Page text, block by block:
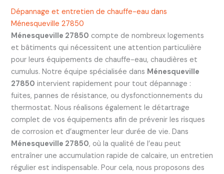
Dépannage et entretien de chauffe-eau dans
Ménesqueville 27850
Ménesqueville 27850 compte de nombreux logements
et bâtiments qui nécessitent une attention particulière
pour leurs équipements de chauffe-eau, chaudières et
cumulus. Notre équipe spécialisée dans Ménesqueville
27850 intervient rapidement pour tout dépannage :
fuites, pannes de résistance, ou dysfonctionnements du
thermostat. Nous réalisons également le détartrage
complet de vos équipements afin de prévenir les risques
de corrosion et d’augmenter leur durée de vie. Dans
Ménesqueville 27850, où la qualité de l’eau peut
entraîner une accumulation rapide de calcaire, un entretien
régulier est indispensable. Pour cela, nous proposons des